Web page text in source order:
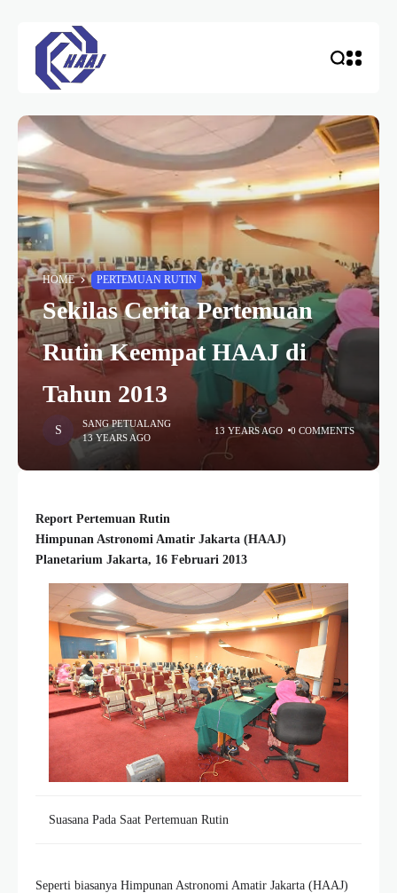
HOME PERTEMUAN RUTIN
Sekilas Cerita Pertemuan
Rutin Keempat HAAJ di
Tahun 2013
SANG PETUALANG
13 YEARS AGO
13 YEARS AGO 0 COMMENTS
Report Pertemuan Rutin
Himpunan Astronomi Amatir Jakarta (HAAJ)
Planetarium Jakarta, 16 Februari 2013
Suasana Pada Saat Pertemuan Rutin
Seperti biasanya Himpunan Astronomi Amatir Jakarta (HAAJ)